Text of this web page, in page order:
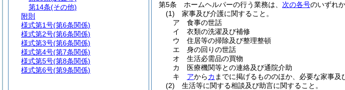
第5条
ホームヘルパーの行う業務は、 次の各号のいずれ
(1)
家事及び介護に関すること。
ア
食事の世話
イ
衣類の洗濯及び補修
ウ
住居等の掃除及び整理整頓
エ
身の回りの世話
オ
生活必需品の買物
カ
医療機関等との連絡及び通院介助
キ
アからカ までに掲げるもののほか、必要な家事及
(2)
生活等に関する相談及び助言に関すること。
第14条(その他)
附則
様式第1号(第6条関係)
様式第2号(第6条関係)
様式第3号(第6条関係)
様式第4号(第7条関係)
様式第5号(第8条関係)
様式第6号(第9条関係)